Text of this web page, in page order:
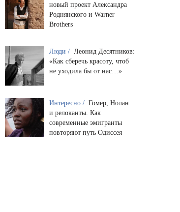
новый проект Александра
Роднянского и Warner
Brothers
Люди / Леонид Десятников:
«Как сберечь красоту, чтоб
не уходила бы от нас…»
Интересно / Гомер, Нолан
и релоканты. Как
современные эмигранты
повторяют путь Одиссея